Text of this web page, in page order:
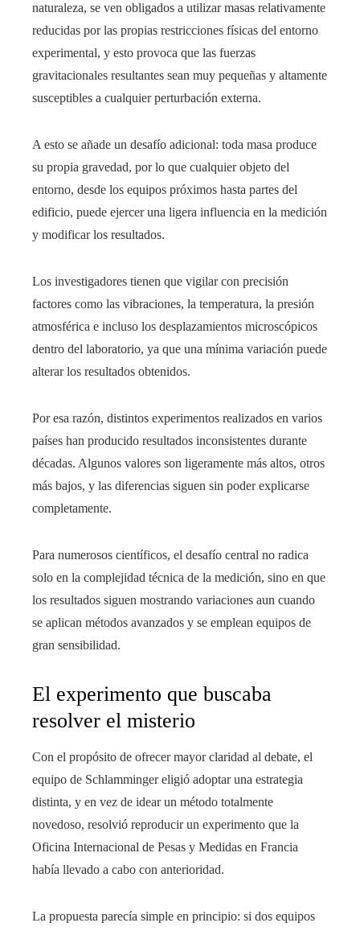
naturaleza, se ven obligados a utilizar masas relativamente
reducidas por las propias restricciones físicas del entorno
experimental, y esto provoca que las fuerzas
gravitacionales resultantes sean muy pequeñas y altamente
susceptibles a cualquier perturbación externa.
A esto se añade un desafío adicional: toda masa produce
su propia gravedad, por lo que cualquier objeto del
entorno, desde los equipos próximos hasta partes del
edificio, puede ejercer una ligera influencia en la medición
y modificar los resultados.
Los investigadores tienen que vigilar con precisión
factores como las vibraciones, la temperatura, la presión
atmosférica e incluso los desplazamientos microscópicos
dentro del laboratorio, ya que una mínima variación puede
alterar los resultados obtenidos.
Por esa razón, distintos experimentos realizados en varios
países han producido resultados inconsistentes durante
décadas. Algunos valores son ligeramente más altos, otros
más bajos, y las diferencias siguen sin poder explicarse
completamente.
Para numerosos científicos, el desafío central no radica
solo en la complejidad técnica de la medición, sino en que
los resultados siguen mostrando variaciones aun cuando
se aplican métodos avanzados y se emplean equipos de
gran sensibilidad.
El experimento que buscaba
resolver el misterio
Con el propósito de ofrecer mayor claridad al debate, el
equipo de Schlamminger eligió adoptar una estrategia
distinta, y en vez de idear un método totalmente
novedoso, resolvió reproducir un experimento que la
Oficina Internacional de Pesas y Medidas en Francia
había llevado a cabo con anterioridad.
La propuesta parecía simple en principio: si dos equipos